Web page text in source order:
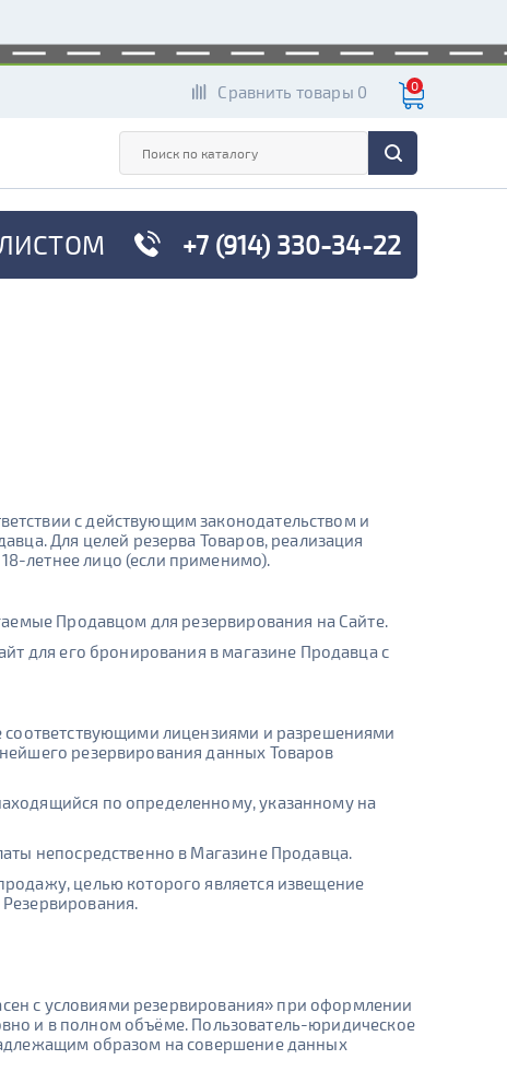
Сравнить товары 0 0
+7 (914) 330-34-22
с действующим законодательством и
Для целей резерва Товаров, реализация
летнее лицо (если применимо).
Продавцом для резервирования на Сайте.
для его бронирования в магазине Продавца с
соответствующими лицензиями и разрешениями
резервирования данных Товаров
по определенному, указанному на
непосредственно в Магазине Продавца.
целью которого является извещение
с условиями резервирования» при оформлении
и в полном объёме. Пользователь-юридическое
образом на совершение данных